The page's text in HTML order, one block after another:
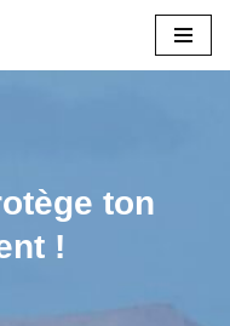
ton
!